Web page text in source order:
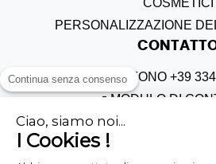
Continua senza consenso
Ciao, siamo noi...
I Cookies !
PERSONALIZZAZIONE
TELEFONO +39
MODULO DI
MODULO DI